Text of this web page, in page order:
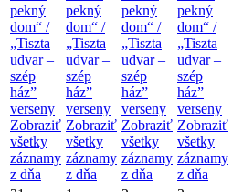
pekný
dom“ /
„Tiszta
udvar –
szép
ház”
verseny
Zobraziť
všetky
záznamy
z dňa
pekný
dom“ /
„Tiszta
udvar –
szép
ház”
verseny
Zobraziť
všetky
záznamy
z dňa
pekný
dom“ /
„Tiszta
udvar –
szép
ház”
verseny
Zobraziť
všetky
záznamy
z dňa
pekný
dom“ /
„Tiszta
udvar –
szép
ház”
verseny
Zobraziť
všetky
záznamy
z dňa